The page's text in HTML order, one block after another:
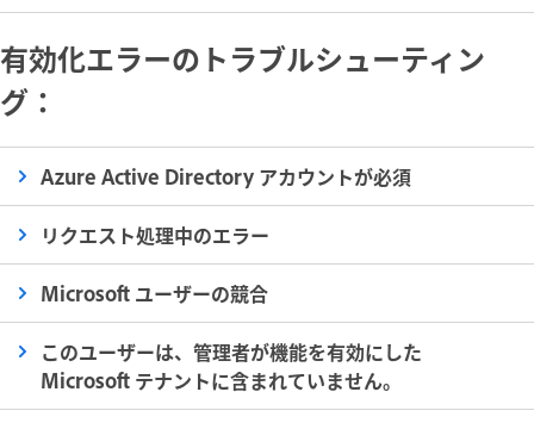
有効化エラーのトラブルシューティン
グ：
Azure Active Directory アカウントが必須
リクエスト処理中のエラー
Microsoft ユーザーの競合
このユーザーは、管理者が機能を有効にした
Microsoft テナントに含まれていません。